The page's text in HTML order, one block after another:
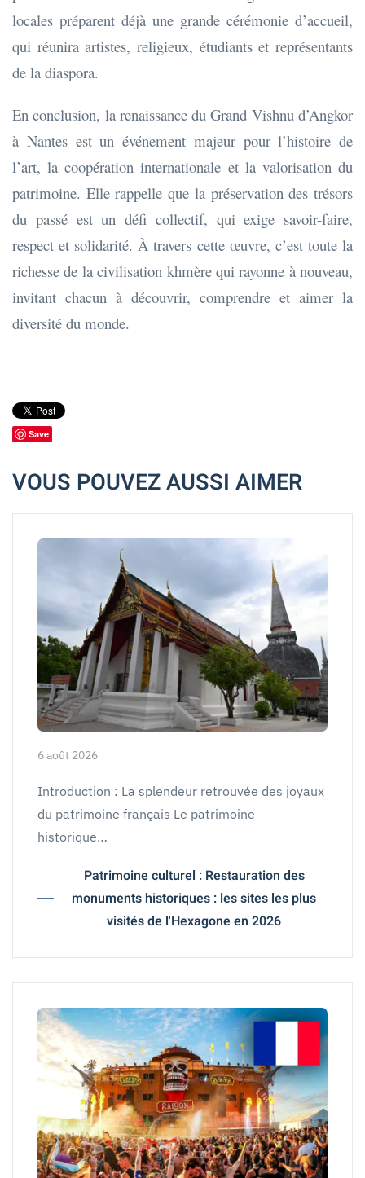
locales préparent déjà une grande cérémonie d’accueil,
qui réunira artistes, religieux, étudiants et représentants
de la diaspora.
En conclusion, la renaissance du Grand Vishnu d’Angkor
à Nantes est un événement majeur pour l’histoire de
l’art, la coopération internationale et la valorisation du
patrimoine. Elle rappelle que la préservation des trésors
du passé est un défi collectif, qui exige savoir-faire,
respect et solidarité. À travers cette œuvre, c’est toute la
richesse de la civilisation khmère qui rayonne à nouveau,
invitant chacun à découvrir, comprendre et aimer la
diversité du monde.
Save
VOUS POUVEZ AUSSI AIMER
6 août 2026
Introduction : La splendeur retrouvée des joyaux
du patrimoine français Le patrimoine
historique…
Patrimoine culturel : Restauration des
monuments historiques : les sites les plus
visités de l'Hexagone en 2026